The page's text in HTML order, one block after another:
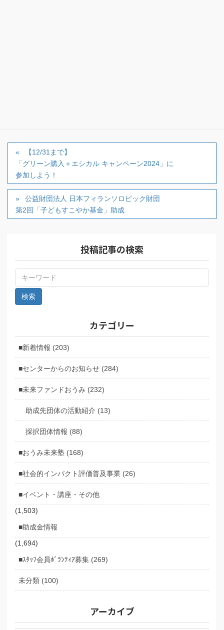
【お問合せ】
大津市市民活動センター（NPO法人HCCグルー
プ）
TEL：077-527-8661
Email：moveinfo★movementotsu.com (★を@にご
変更ください)
カテゴリー ■イベント・講座・その他
【12/31まで】
「グリーン購入＋エシカル キャンペーン2024」に
参加しよう！
公益財団法人 日本フィランソロピック財団
第2回「子どもすこやか基金」助成
投稿記事の検索
カテゴリー
■新着情報 (203)
■センターからのお知らせ (284)
■未来ファンドおうみ (232)
助成先団体の活動紹介 (13)
採択団体情報 (88)
■おうみ未来塾 (168)
■社会的インパクト評価普及事業 (26)
■イベント・講座・その他
(1,503)
■助成金情報
(1,694)
■ｽﾀｯﾌ会員ﾎﾞﾗﾝﾃｨｱ募集 (269)
未分類 (100)
アーカイブ